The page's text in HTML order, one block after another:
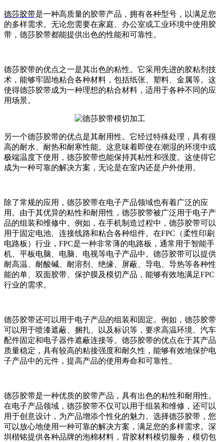
德莎胶带是一种高质量的胶带产品，拥有各种型号，以满足您
的多样需求。无论您需要在家庭、办公室或工业环境中使用胶
带，德莎胶带都能提供出色的性能和可靠性。
德莎胶带的优点之一是其出色的粘性。它采用先进的胶粘剂技
术，能够牢固地粘合各种材料，包括纸张、塑料、金属等。这
使得德莎胶带成为一种理想的粘合材料，适用于各种不同的应
用场景。
另一个德莎胶带的优点是其耐用性。它经过特殊处理，具有很
高的耐水、耐热和耐寒性能。这意味着即使在潮湿的环境中或
极端温度下使用，德莎胶带也能保持其粘性和强度。这使得它
成为一种可靠的解决方案，无论是在室内还是户外使用。
除了常规的应用，德莎胶带在电子产品领域也有着广泛的应
用。由于其优异的粘性和耐用性，德莎胶带被广泛用于电子产
品的组装和维修中。例如，在手机制造过程中，德莎胶带可以
用于固定电池、连接线路和粘合各种组件。在FPC（柔性印刷
电路板）行业，FPC是一种非常薄的电路板，通常用于智能手
机、平板电脑、电脑、电视等电子产品中。德莎胶带可以提供
耐高温、耐酸碱、耐溶剂、绝缘、屏蔽、导电、导热等各种性
能的单、双面胶带、保护膜及模切产品，能够有效地满足FPC
行业的需求。
德莎胶带还可以用于电子产品的组装和固定。例如，德莎胶带
可以用于喷漆遮蔽、捆扎、以及标识等，要求高温环境、汽车
配件固定和电子器件遮蔽连接等。德莎胶带的优点在于其产品
质量稳定，具有较高的粘接强度和耐久性，能够有效地保护电
子产品中的元件，提高产品的使用寿命和可靠性。
德莎胶带是一种优质的胶带产品，具有出色的粘性和耐用性。
在电子产品领域，德莎胶带不仅可以用于组装和维修，还可以
用于创意设计，为产品增添个性化的魅力。选择德莎胶带，您
可以放心地使用一种可靠的解决方案，满足您的多样需求。深
圳楷铭提供各种品牌的泡棉材料，背胶材料模切服务，模切包